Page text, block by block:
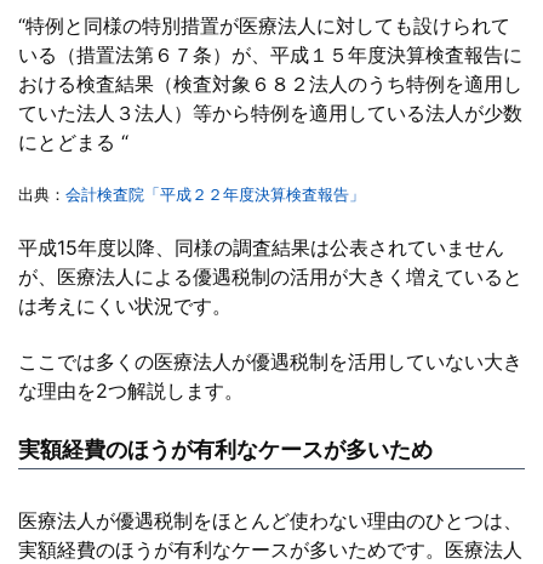
“特例と同様の特別措置が医療法人に対しても設けられて
いる（措置法第６７条）が、平成１５年度決算検査報告に
おける検査結果（検査対象６８２法人のうち特例を適用し
ていた法人３法人）等から特例を適用している法人が少数
にとどまる “
出典： 会計検査院「平成２２年度決算検査報告」
平成15年度以降、同様の調査結果は公表されていません
が、医療法人による優遇税制の活用が大きく増えていると
は考えにくい状況です。
ここでは多くの医療法人が優遇税制を活用していない大き
な理由を2つ解説します。
実額経費のほうが有利なケースが多いため
医療法人が優遇税制をほとんど使わない理由のひとつは、
実額経費のほうが有利なケースが多いためです。医療法人